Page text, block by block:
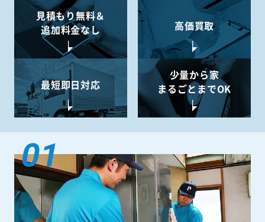
見積もり無料＆
追加料金なし
高価買取
最短即日対応
少量から家
まるごとまでOK